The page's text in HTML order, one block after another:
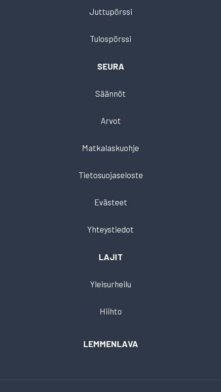
Juttupörssi
Tulospörssi
SEURA
Säännöt
Arvot
Matkalaskuohje
Tietosuojaseloste
Evästeet
Yhteystiedot
LAJIT
Yleisurheilu
Hiihto
LEMMENLAVA